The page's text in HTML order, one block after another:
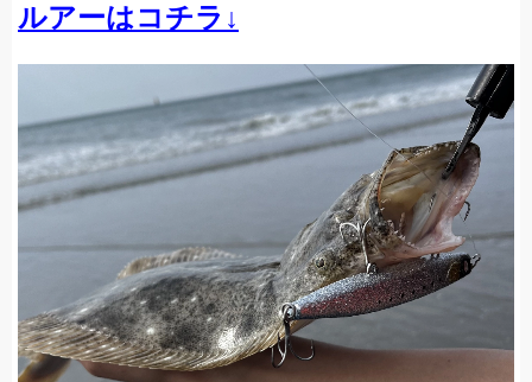
ルアーはコチラ↓